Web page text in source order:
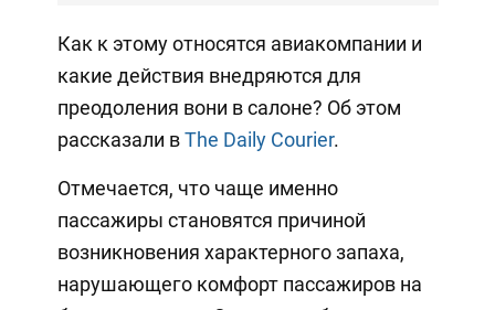
Как к этому относятся авиакомпании и
какие действия внедряются для
преодоления вони в салоне? Об этом
рассказали вThe Daily Courier.
Отмечается, что чаще именно
пассажиры становятся причиной
возникновения характерного запаха,
нарушающего комфорт пассажиров на